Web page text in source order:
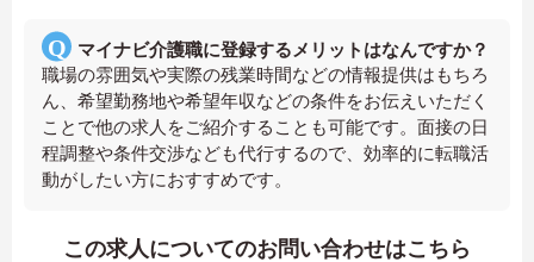
マイナビ介護職に登録するメリットはなんですか？
職場の雰囲気や実際の残業時間などの情報提供はもちろ
ん、希望勤務地や希望年収などの条件をお伝えいただく
ことで他の求人をご紹介することも可能です。面接の日
程調整や条件交渉なども代行するので、効率的に転職活
動がしたい方におすすめです。
この求人についてのお問い合わせはこちら